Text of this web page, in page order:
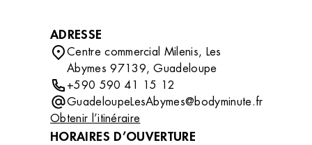
ADRESSE
Centre commercial Milenis, Les
Abymes 97139, Guadeloupe
+590 590 41 15 12
GuadeloupeLesAbymes@bodyminute.fr
Obtenir l’itinéraire
HORAIRES D’OUVERTURE